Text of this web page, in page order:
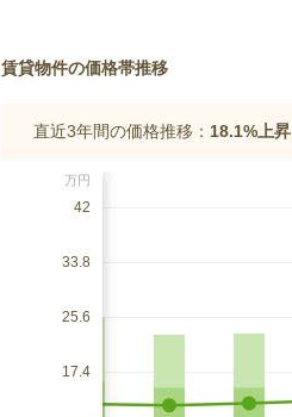
賃貸物件の価格帯推移
直近3年間の価格推移： 18.1%上昇
万円
42
33.8
25.6
17.4